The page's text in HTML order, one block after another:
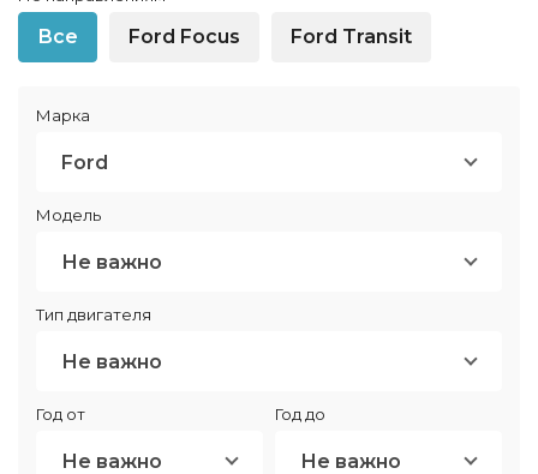
Все Ford Focus Ford Transit
Марка
Ford
Модель
Не важно
Тип двигателя
Не важно
Год от
Не важно
Год до
Не важно